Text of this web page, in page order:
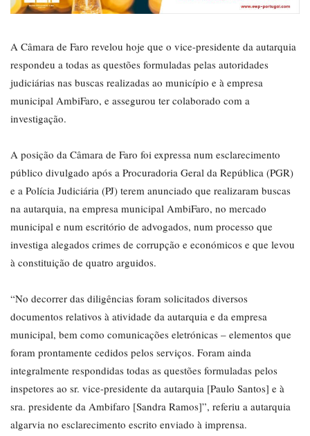
A Câmara de Faro revelou hoje que o vice-presidente da autarquia
respondeu a todas as questões formuladas pelas autoridades
judiciárias nas buscas realizadas ao município e à empresa
municipal AmbiFaro, e assegurou ter colaborado com a
investigação.
A posição da Câmara de Faro foi expressa num esclarecimento
público divulgado após a Procuradoria Geral da República (PGR)
e a Polícia Judiciária (PJ) terem anunciado que realizaram buscas
na autarquia, na empresa municipal AmbiFaro, no mercado
municipal e num escritório de advogados, num processo que
investiga alegados crimes de corrupção e económicos e que levou
à constituição de quatro arguidos.
“No decorrer das diligências foram solicitados diversos
documentos relativos à atividade da autarquia e da empresa
municipal, bem como comunicações eletrónicas – elementos que
foram prontamente cedidos pelos serviços. Foram ainda
integralmente respondidas todas as questões formuladas pelos
inspetores ao sr. vice-presidente da autarquia [Paulo Santos] e à
sra. presidente da Ambifaro [Sandra Ramos]”, referiu a autarquia
algarvia no esclarecimento escrito enviado à imprensa.